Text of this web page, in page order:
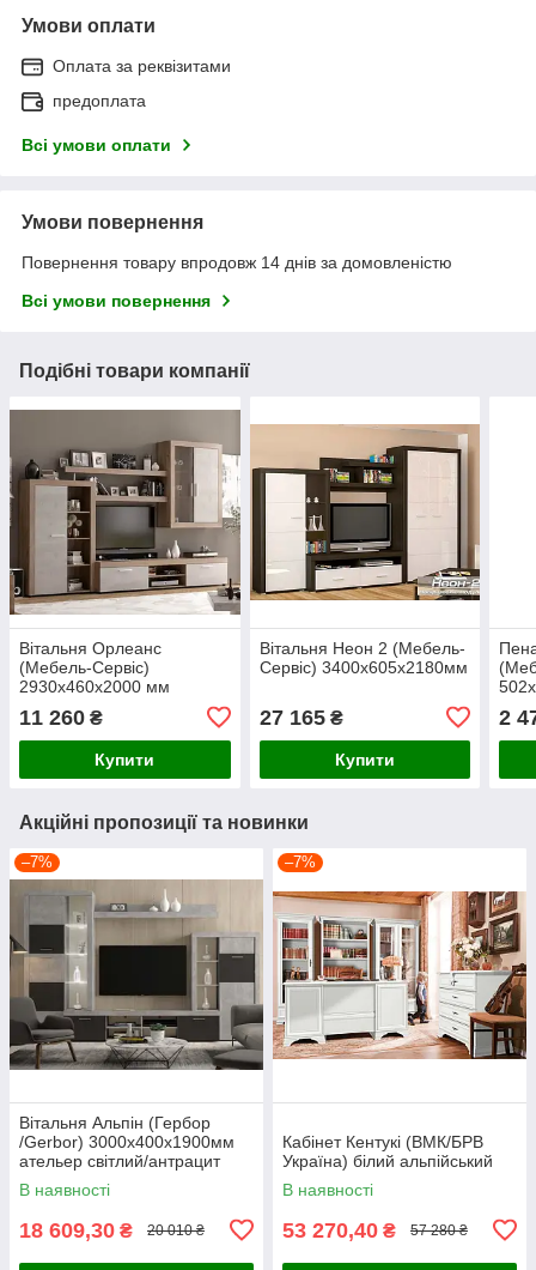
Умови оплати
Оплата за реквізитами
предоплата
Всі умови оплати
Умови повернення
Повернення товару впродовж 14 днів за домовленістю
Всі умови повернення
Подібні товари компанії
Вітальня Орлеанс
(Мебель-Сервіс)
2930х460х2000 мм
11 260 ₴
Купити
Вітальня Неон 2 (Мебель-
Сервіс) 3400х605х2180мм
27 165₴
Купити
2
Акційні пропозиції та новинки
–7%
Вітальня Альпін (Гербор
/Gerbor) 3000х400х1900мм
ательер світлий/антрацит
В наявності
18 609,30 ₴ 20 010 ₴
–7%
Кабінет Кентукі (ВМК/БРВ
Україна) білий альпійський
В наявності
53 270,40 ₴ 57 280 ₴